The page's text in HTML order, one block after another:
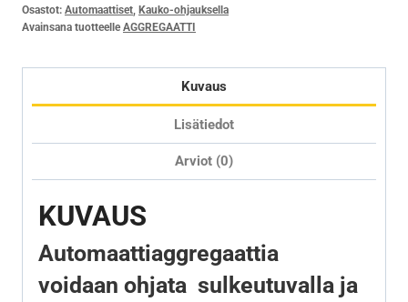
Osastot: Automaattiset, Kauko-ohjauksella
Avainsana tuotteelleAGGREGAATTI
Kuvaus
Lisätiedot
Arviot (0)
KUVAUS
Automaattiaggregaattia
voidaan ohjata sulkeutuvalla ja